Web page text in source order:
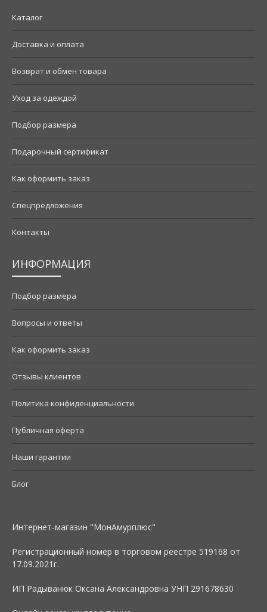
Каталог
Доставка и оплата
Возврат и обмен товара
Уход за одеждой
Подбор размера
Подарочный сертификат
Как оформить заказ
Спецпредложения
Контакты
ИНФОРМАЦИЯ
Подбор размера
Вопросы и ответы
Как оформить заказ
Отзывы клиентов
Политика конфиденциальности
Публичная оферта
Наши гарантии
Блог
Интернет-магазин "МонАмурплюс"
Регистрационный номер в торговом реестре 519168 от
17.09.2021г.
ИП Радыванюк Оксана Александровна УНП 291678630